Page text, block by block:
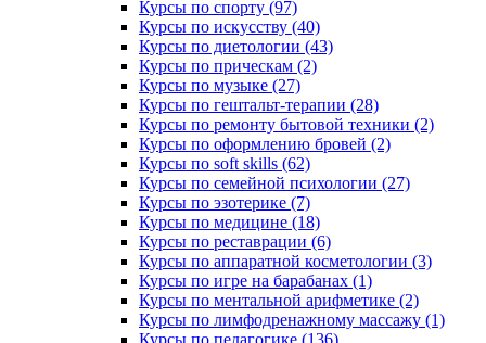
Курсы по спорту (97)
Курсы по искусству (40)
Курсы по диетологии (43)
Курсы по прическам (2)
Курсы по музыке (27)
Курсы по гештальт-терапии (28)
Курсы по ремонту бытовой техники (2)
Курсы по оформлению бровей (2)
Курсы по soft skills (62)
Курсы по семейной психологии (27)
Курсы по эзотерике (7)
Курсы по медицине (18)
Курсы по реставрации (6)
Курсы по аппаратной косметологии (3)
Курсы по игре на барабанах (1)
Курсы по ментальной арифметике (2)
Курсы по лимфодренажному массажу (1)